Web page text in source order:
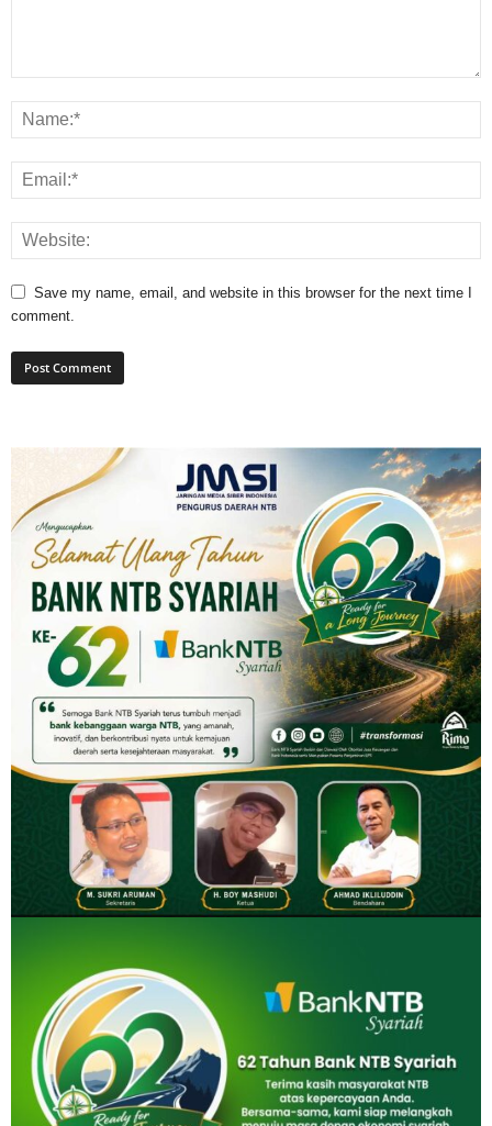
Save my name, email, and website in this browser for the next time I
comment.